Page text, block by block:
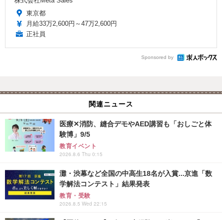
東京都
月給33万2,600円～47万2,600円
正社員
Sponsored by
関連ニュース
医療✕消防、縫合デモやAED講習も「おしごと体
験博」9/5
教育イベント
2026.8.6 Thu 0:15
灘・渋幕など全国の中高生18名が入賞...京進「数
学解法コンテスト」結果発表
教育・受験
2026.8.5 Wed 22:15